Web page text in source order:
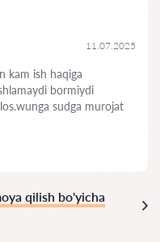
11.07.2025
kam ish haqiga
bormiydi
sudga murojat
qilish bo'yicha